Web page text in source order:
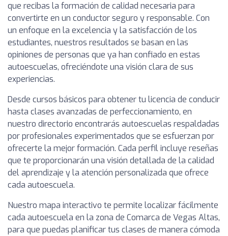
que recibas la formación de calidad necesaria para
convertirte en un conductor seguro y responsable. Con
un enfoque en la excelencia y la satisfacción de los
estudiantes, nuestros resultados se basan en las
opiniones de personas que ya han confiado en estas
autoescuelas, ofreciéndote una visión clara de sus
experiencias.
Desde cursos básicos para obtener tu licencia de conducir
hasta clases avanzadas de perfeccionamiento, en
nuestro directorio encontrarás autoescuelas respaldadas
por profesionales experimentados que se esfuerzan por
ofrecerte la mejor formación. Cada perfil incluye reseñas
que te proporcionarán una visión detallada de la calidad
del aprendizaje y la atención personalizada que ofrece
cada autoescuela.
Nuestro mapa interactivo te permite localizar fácilmente
cada autoescuela en la zona de Comarca de Vegas Altas,
para que puedas planificar tus clases de manera cómoda